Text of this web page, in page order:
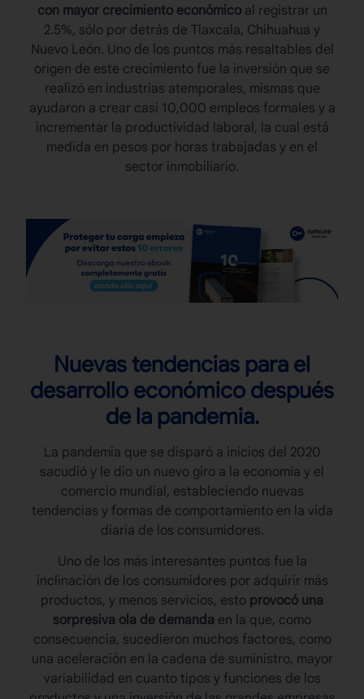
con mayor crecimiento económicoal registrar un
2.5%, sólo por detrás de Tlaxcala, Chihuahua y
Nuevo León. Uno de los puntos más resaltables del
origen de este crecimiento fue la inversión que se
realizó en industrias atemporales, mismas que
ayudaron a crear casi 10,000 empleos formales y a
incrementar la productividad laboral, la cual está
medida en pesos por horas trabajadas y en el
sector inmobiliario.
Nuevas tendencias para el
desarrollo económico después
de la pandemia.
La pandemia que se disparó a inicios del 2020
sacudió y le dio un nuevo giro a la economía y el
comercio mundial, estableciendo nuevas
tendencias y formas de comportamiento en la vida
diaria de los consumidores.
Uno de los más interesantes puntos fue la
inclinación de los consumidores por adquirir más
productos, y menos servicios, esto provocó una
sorpresiva ola de demanda en la que, como
consecuencia, sucedieron muchos factores, como
una aceleración en la cadena de suministro, mayor
variabilidad en cuanto tipos y funciones de los